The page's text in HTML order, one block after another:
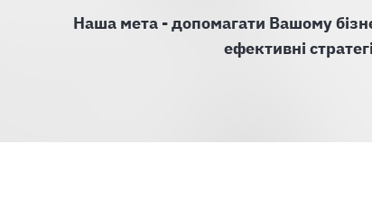
Наша мета - допомагати Вашому
ефективні